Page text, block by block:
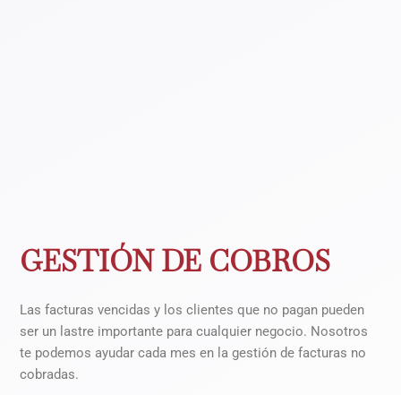
GESTIÓN DE COBROS
Las facturas vencidas y los clientes que no pagan pueden
ser un lastre importante para cualquier negocio. Nosotros
te podemos ayudar cada mes en la gestión de facturas no
cobradas.